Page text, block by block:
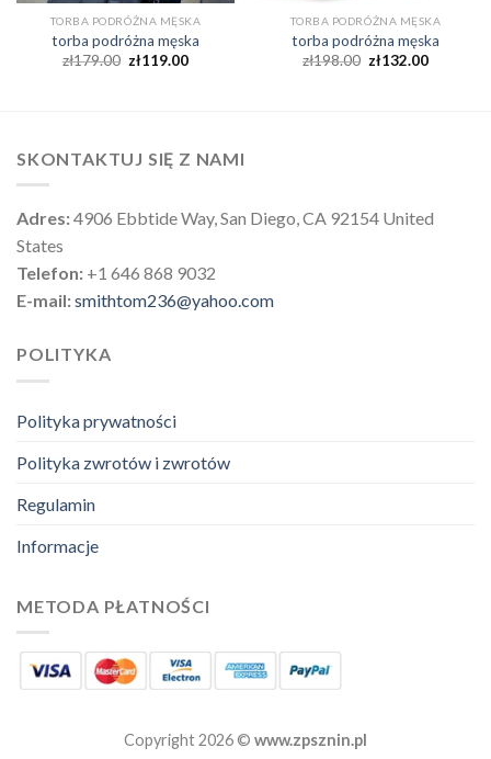
TORBA PODRÓŻNA MĘSKA
torba podróżna męska
zł179.00 zł119.00
TORBA PODRÓŻNA MĘSKA
torba podróżna męska
zł198.00 zł132.00
SKONTAKTUJ SIĘ Z NAMI
Adres:4906 Ebbtide Way, San Diego, CA 92154 United
States
Telefon: +1 646 868 9032
E-mail:smithtom236@yahoo.com
POLITYKA
Polityka prywatności
Polityka zwrotów i zwrotów
Regulamin
Informacje
METODA PŁATNOŚCI
Copyright 2026 © www.zpsznin.pl